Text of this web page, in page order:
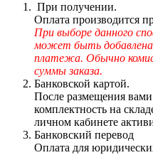
При получении.
Оплата производится
При выборе данного
может быть добавлена
платежа. Обычно
суммы заказа.
Банковской картой.
После размещения
комплектность на
личном кабинете
Банковский перевод
Оплата для